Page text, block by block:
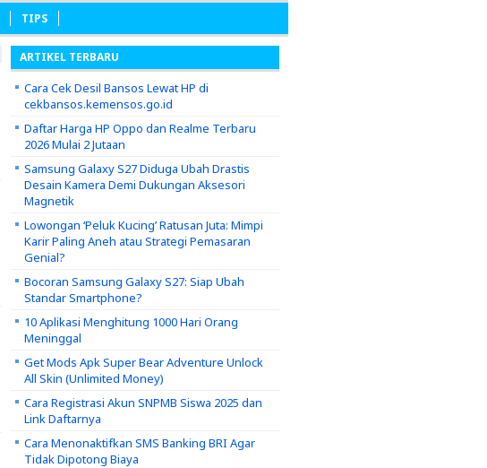
TIPS
ARTIKEL TERBARU
Cara Cek Desil Bansos Lewat HP di
cekbansos.kemensos.go.id
Daftar Harga HP Oppo dan Realme Terbaru
2026 Mulai 2 Jutaan
Samsung Galaxy S27 Diduga Ubah Drastis
Desain Kamera Demi Dukungan Aksesori
Magnetik
Lowongan ‘Peluk Kucing’ Ratusan Juta: Mimpi
Karir Paling Aneh atau Strategi Pemasaran
Genial?
Bocoran Samsung Galaxy S27: Siap Ubah
Standar Smartphone?
10 Aplikasi Menghitung 1000 Hari Orang
Meninggal
Get Mods Apk Super Bear Adventure Unlock
All Skin (Unlimited Money)
Cara Registrasi Akun SNPMB Siswa 2025 dan
Link Daftarnya
Cara Menonaktifkan SMS Banking BRI Agar
Tidak Dipotong Biaya